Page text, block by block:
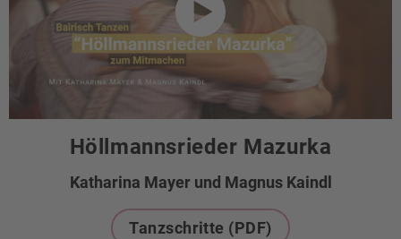
Höllmannsrieder Mazurka
Katharina Mayer und Magnus Kaindl
Tanzschritte (PDF)